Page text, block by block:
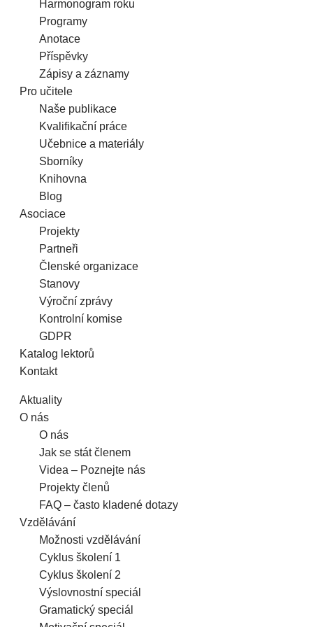
Harmonogram roku
Programy
Anotace
Příspěvky
Zápisy a záznamy
Pro učitele
Naše publikace
Kvalifikační práce
Učebnice a materiály
Sborníky
Knihovna
Blog
Asociace
Projekty
Partneři
Členské organizace
Stanovy
Výroční zprávy
Kontrolní komise
GDPR
Katalog lektorů
Kontakt
Aktuality
O nás
O nás
Jak se stát členem
Videa – Poznejte nás
Projekty členů
FAQ – často kladené dotazy
Vzdělávání
Možnosti vzdělávání
Cyklus školení 1
Cyklus školení 2
Výslovnostní speciál
Gramatický speciál